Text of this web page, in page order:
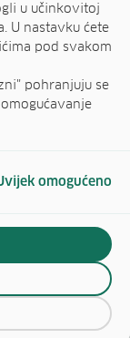
u učinkovitoj
U nastavku ćete
pod svakom
pohranjuju se
omogućeno